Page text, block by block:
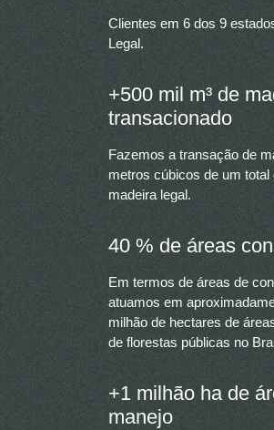
Clientes em 6 dos 9
Legal.
+500 mil m³ de
transacionado
Fazemos a transação de
metros cúbicos de um total
madeira legal.
40 % de áreas
Em termos de áreas de
atuamos em
milhão de hectares de
de florestas públicas no
+1 milhão ha de
manejo